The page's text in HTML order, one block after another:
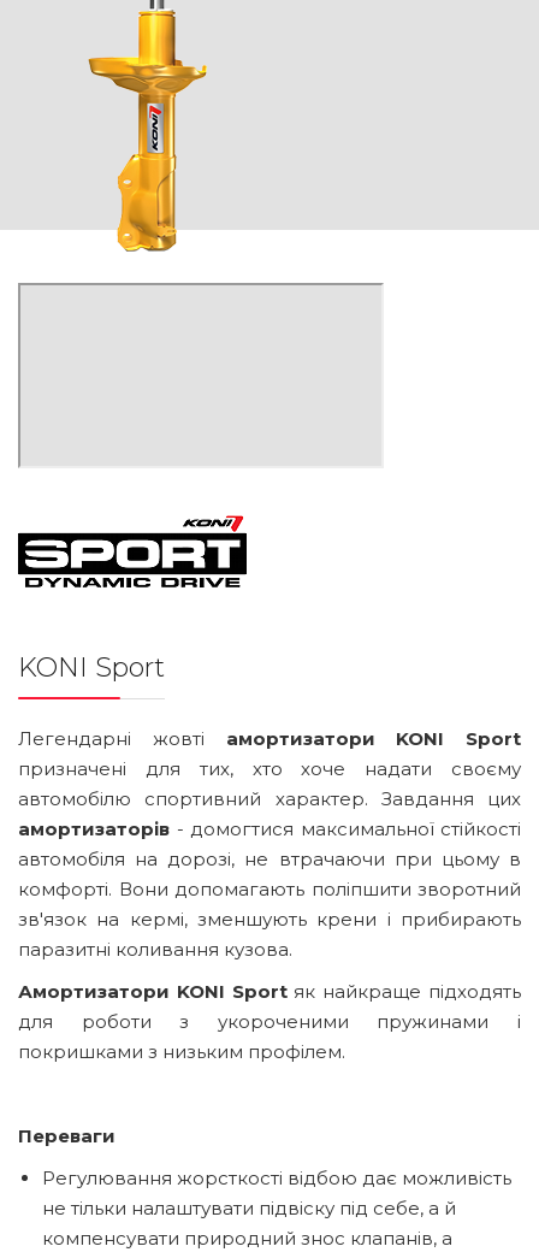
KONI Sport
Легендарні жовті амортизатори KONI Sport
призначені для тих, хто хоче надати своєму
автомобілю спортивний характер. Завдання цих
амортизаторів - домогтися максимальної стійкості
автомобіля на дорозі, не втрачаючи при цьому в
комфорті. Вони допомагають поліпшити зворотний
зв'язок на кермі, зменшують крени і прибирають
паразитні коливання кузова.
Амортизатори KONI Sportяк найкраще підходять
для роботи з укороченими пружинами і
покришками з низьким профілем.
Переваги
Регулювання жорсткості відбою дає можливість
не тільки налаштувати підвіску під себе, а й
компенсувати природний знос клапанів, а